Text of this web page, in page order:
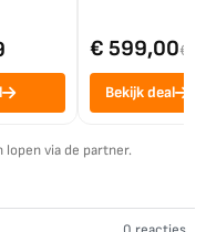
€ 599,00€
Bekijk deal
lopen via de partner.